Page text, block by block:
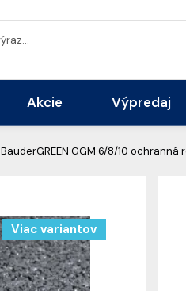
Akcie Výpredaj
BauderGREEN GGM 6/8/10
Viac variantov